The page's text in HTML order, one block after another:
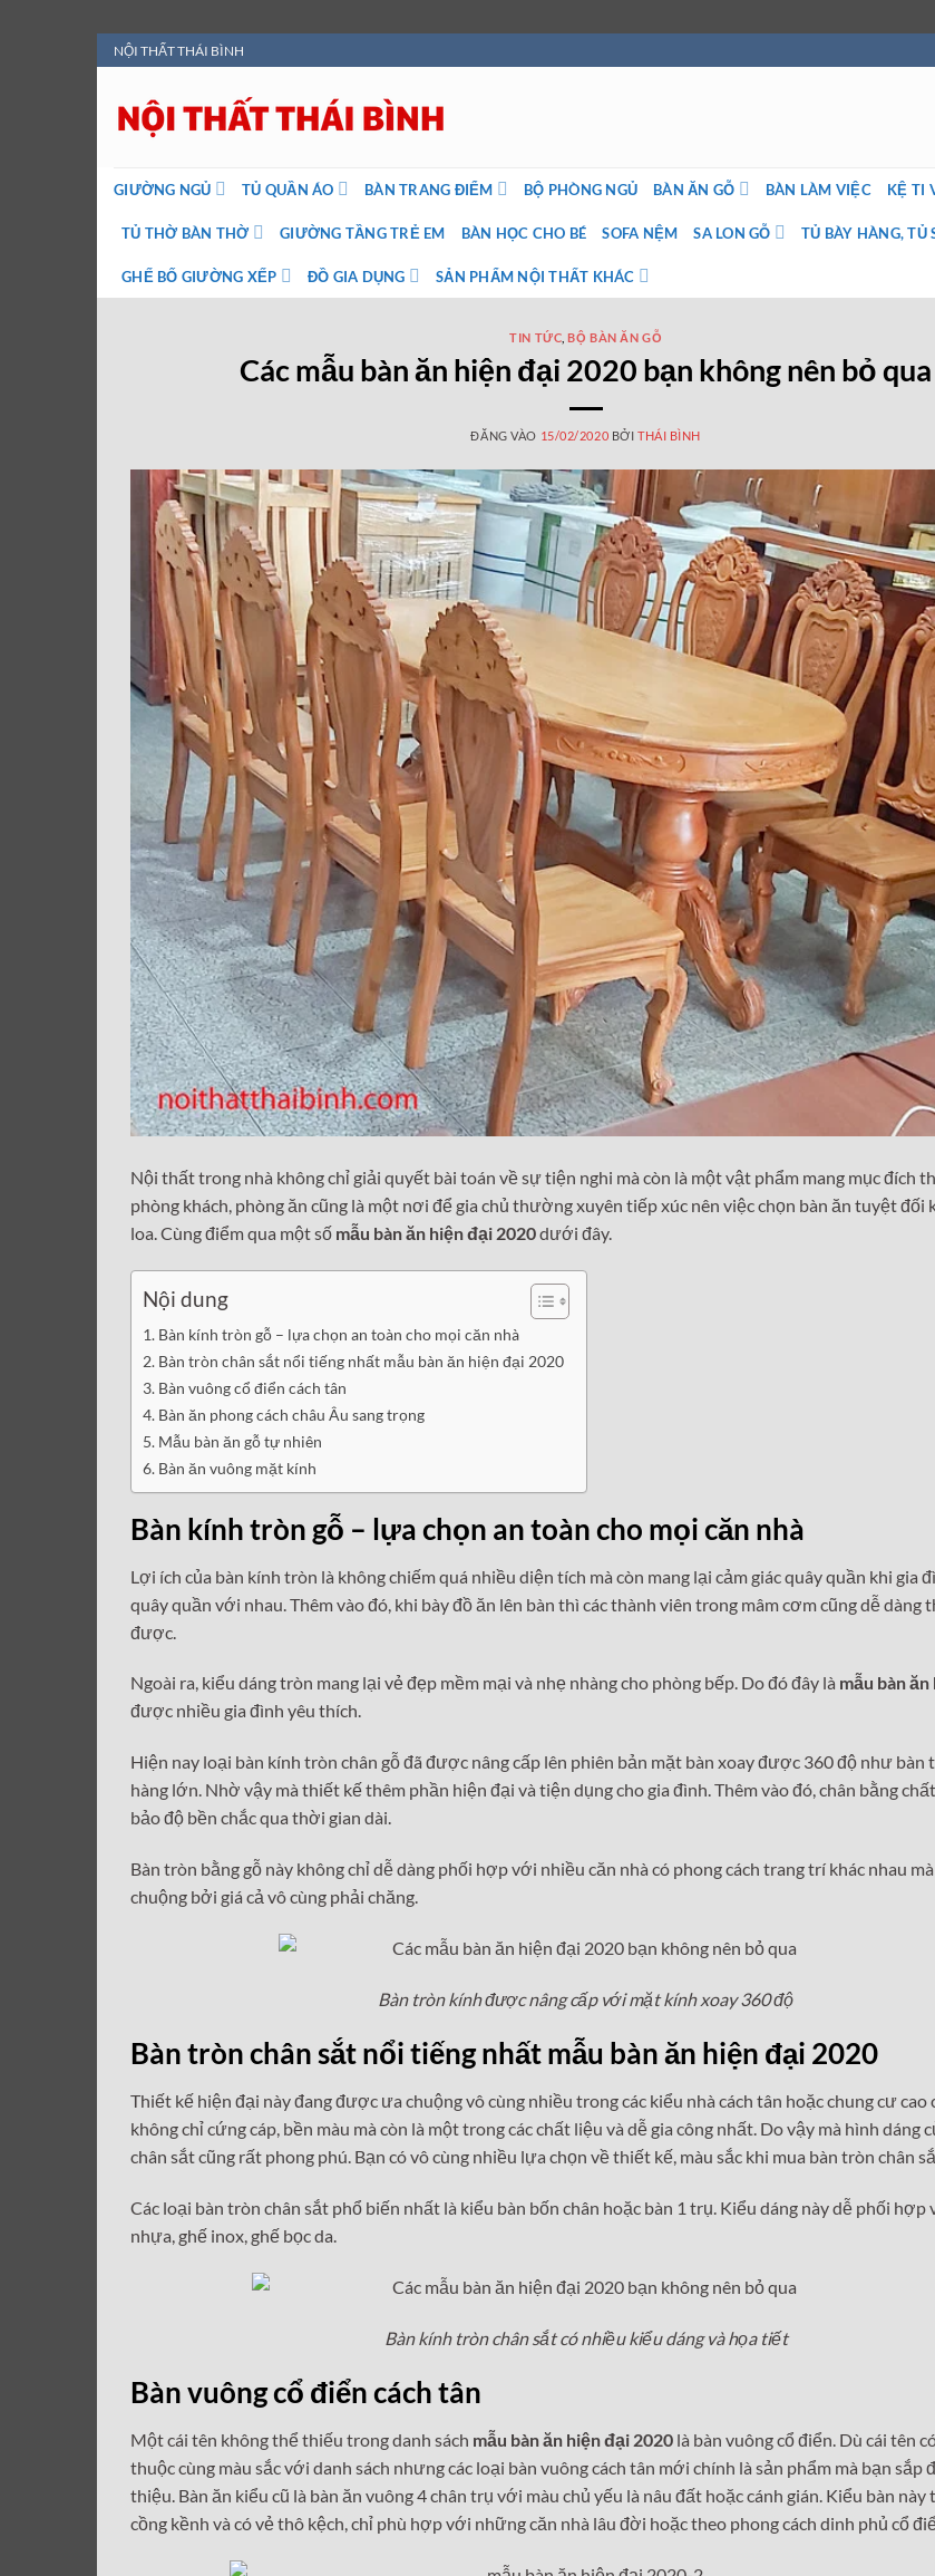
Bỏ
qua
nội
dung
NỘI THẤT THÁI BÌNH
GIƯỜNG NGỦ TỦ QUẦN ÁO BÀN TRANG ĐIỂM BỘ PHÒNG NGỦ BÀN ĂN GỖ BÀN LÀM VIỆC KỆ TI
TỦ THỜ BÀN THỜ GIƯỜNG TẦNG TRẺ EM BÀN HỌC CHO BÉ SOFA NỆM SA LON GỖ TỦ BÀY HÀNG, TỦ
GHẾ BỐ GIƯỜNG XẾP ĐỒ GIA DỤNG SẢN PHẨM NỘI THẤT KHÁC
TIN TỨC ,BỘ BÀN ĂN GỖ
Các mẫu bàn ăn hiện đại 2020 bạn không nên bỏ qua
ĐĂNG VÀO 15/02/2020 BỞI THÁI BÌNH
Nội thất trong nhà không chỉ giải quyết bài toán về sự tiện nghi mà còn là một vật phẩm mang mục đích
phòng khách, phòng ăn cũng là một nơi để gia chủ thường xuyên tiếp xúc nên việc chọn bàn ăn tuyệt đối
loa. Cùng điểm qua một số mẫu bàn ăn hiện đại 2020dưới đây.
Nội dung
Bàn kính tròn gỗ – lựa chọn an toàn cho mọi căn nhà
Bàn tròn chân sắt nổi tiếng nhất mẫu bàn ăn hiện đại 2020
Bàn vuông cổ điển cách tân
Bàn ăn phong cách châu Âu sang trọng
Mẫu bàn ăn gỗ tự nhiên
Bàn ăn vuông mặt kính
Bàn kính tròn gỗ – lựa chọn an toàn cho mọi căn nhà
Lợi ích của bàn kính tròn là không chiếm quá nhiều diện tích mà còn mang lại cảm giác quây quần khi gia
quây quần với nhau. Thêm vào đó, khi bày đồ ăn lên bàn thì các thành viên trong mâm cơm cũng dễ
được.
Ngoài ra, kiểu dáng tròn mang lại vẻ đẹp mềm mại và nhẹ nhàng cho phòng bếp. Do đó đây là mẫu bàn
được nhiều gia đình yêu thích.
Hiện nay loại bàn kính tròn chân gỗ đã được nâng cấp lên phiên bản mặt bàn xoay được 360 độ như bàn
hàng lớn. Nhờ vậy mà thiết kế thêm phần hiện đại và tiện dụng cho gia đình. Thêm vào đó, chân bằng
bảo độ bền chắc qua thời gian dài.
Bàn tròn bằng gỗ này không chỉ dễ dàng phối hợp với nhiều căn nhà có phong cách trang trí khác nhau
chuộng bởi giá cả vô cùng phải chăng.
Bàn tròn kính được nâng cấp với mặt kính xoay 360 độ
Bàn tròn chân sắt nổi tiếng nhất mẫu bàn ăn hiện đại 2020
Thiết kế hiện đại này đang được ưa chuộng vô cùng nhiều trong các kiểu nhà cách tân hoặc chung cư cao
không chỉ cứng cáp, bền màu mà còn là một trong các chất liệu và dễ gia công nhất. Do vậy mà hình dáng
chân sắt cũng rất phong phú. Bạn có vô cùng nhiều lựa chọn về thiết kế, màu sắc khi mua bàn tròn chân
Các loại bàn tròn chân sắt phổ biến nhất là kiểu bàn bốn chân hoặc bàn 1 trụ. Kiểu dáng này dễ phối hợp
nhựa, ghế inox, ghế bọc da.
Bàn kính tròn chân sắt có nhiều kiểu dáng và họa tiết
Bàn vuông cổ điển cách tân
Một cái tên không thể thiếu trong danh sách mẫu bàn ăn hiện đại 2020 là bàn vuông cổ điển. Dù cái tên
thuộc cùng màu sắc với danh sách nhưng các loại bàn vuông cách tân mới chính là sản phẩm mà bạn sắp
thiệu. Bàn ăn kiểu cũ là bàn ăn vuông 4 chân trụ với màu chủ yếu là nâu đất hoặc cánh gián. Kiểu bàn
cồng kềnh và có vẻ thô kệch, chỉ phù hợp với những căn nhà lâu đời hoặc theo phong cách dinh phủ cổ